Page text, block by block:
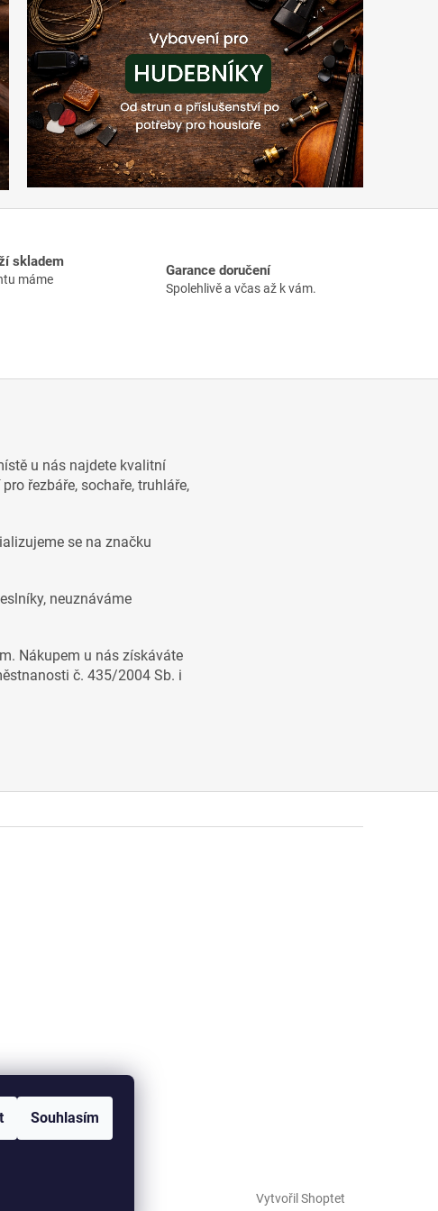
Souhlasím
skladem
máme
Garance doručení
Spolehlivě a včas až k vám.
u nás najdete kvalitní
pro řezbáře, sochaře, truhláře,
se na značku
neuznáváme
Nákupem u nás získáváte
č. 435/2004 Sb. i
Vytvořil Shoptet